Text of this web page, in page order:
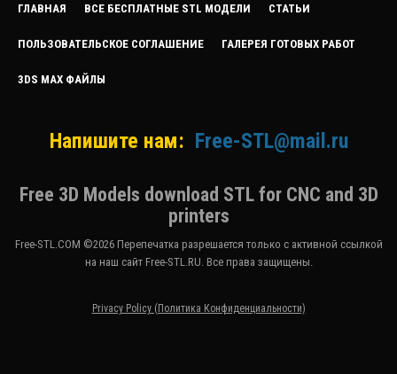
ГЛАВНАЯ ВСЕ БЕСПЛАТНЫЕ STL МОДЕЛИ СТАТЬИ
ПОЛЬЗОВАТЕЛЬСКОЕ СОГЛАШЕНИЕ ГАЛЕРЕЯ ГОТОВЫХ РАБОТ
3DS MAX ФАЙЛЫ
Напишите нам: Free-STL@mail.ru
Free 3D Models download STL for CNC and 3D
printers
Free-STL.COM ©2026 Перепечатка разрешается только с активной ссылкой
на наш сайт Free-STL.RU. Все права защищены.
Privacy Policy (Политика Конфиденциальности)